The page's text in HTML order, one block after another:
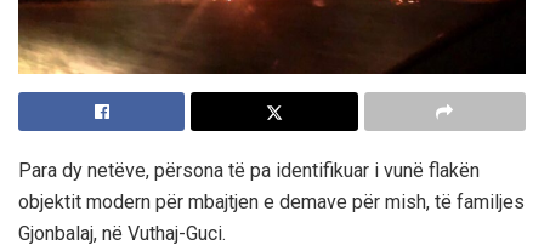
Para dy netëve, përsona të pa identifikuar i vunë flakën
objektit modern për mbajtjen e demave për mish, të familjes
Gjonbalaj, në Vuthaj-Guci.